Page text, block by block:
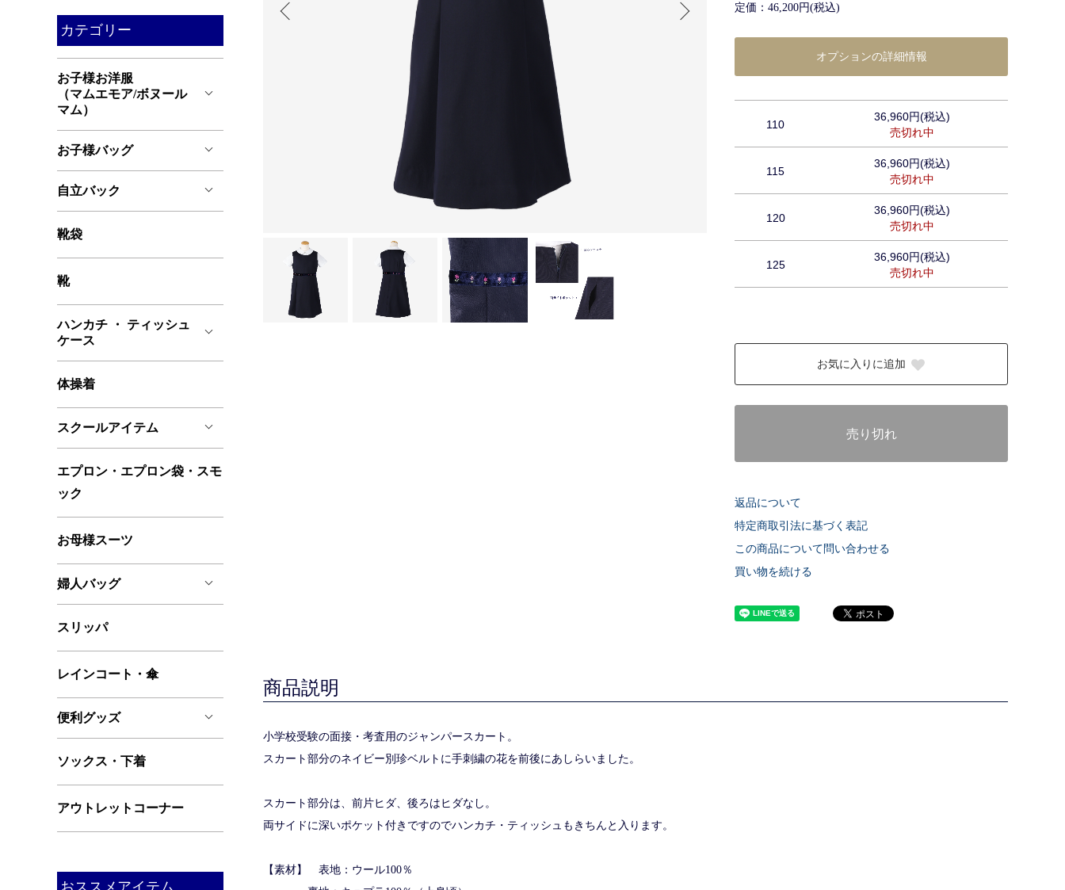
定価：46,200円(税込)
オプションの詳細情報
110
36,960円(税込)
売切れ中
115
36,960円(税込)
売切れ中
120
36,960円(税込)
売切れ中
125
36,960円(税込)
売切れ中
お気に入りに追加
売り切れ
返品について
特定商取引法に基づく表記
この商品について問い合わせる
買い物を続ける
商品説明
小学校受験の面接・考査用のジャンパースカート。
スカート部分のネイビー別珍ベルトに手刺繍の花を前後にあしらいました。
スカート部分は、前片ヒダ、後ろはヒダなし。
両サイドに深いポケット付きですのでハンカチ・ティッシュもきちんと入ります。
【素材】 表地：ウール100％
カテゴリー
お子様お洋服
（マムエモア/ボヌール
マム）
お子様バッグ
自立バック
靴袋
靴
ハンカチ ・ ティッシュ
ケース
体操着
スクールアイテム
エプロン・エプロン袋・スモ
ック
お母様スーツ
婦人バッグ
スリッパ
レインコート・傘
便利グッズ
ソックス・下着
アウトレットコーナー
おススメアイテム